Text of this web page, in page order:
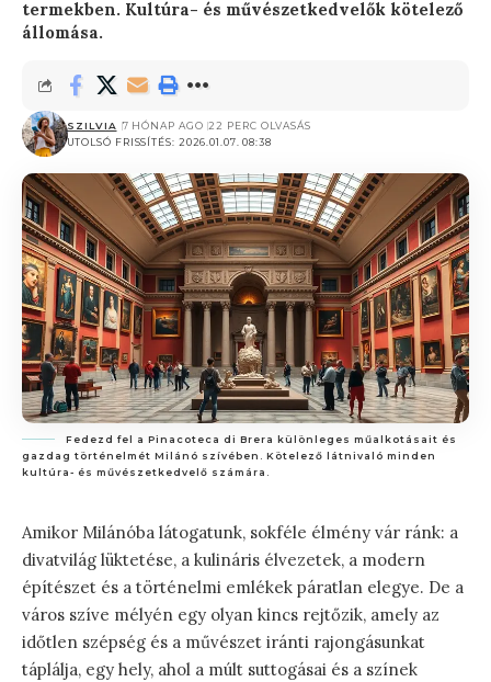
termekben. Kultúra- és művészetkedvelők kötelező
állomása.
UTOLSÓ FRISSÍTÉS: 2026.01.07. 08:38
SZILVIA 7 HÓNAP AGO 22 PERC OLVASÁS
Fedezd fel a Pinacoteca di Brera különleges műalkotásait és
gazdag történelmét Milánó szívében. Kötelező látnivaló minden
kultúra- és művészetkedvelő számára.
Amikor Milánóba látogatunk, sokféle élmény vár ránk: a
divatvilág lüktetése, a kulináris élvezetek, a modern
építészet és a történelmi emlékek páratlan elegye. De a
város szíve mélyén egy olyan kincs rejtőzik, amely az
időtlen szépség és a művészet iránti rajongásunkat
táplálja, egy hely, ahol a múlt suttogásai és a színek